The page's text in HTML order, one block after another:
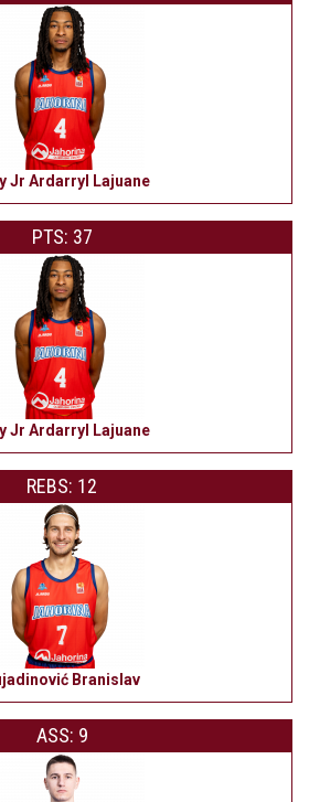
Jr Ardarryl Lajuane
PTS: 37
Jr Ardarryl Lajuane
REBS: 12
Branislav
ASS: 9